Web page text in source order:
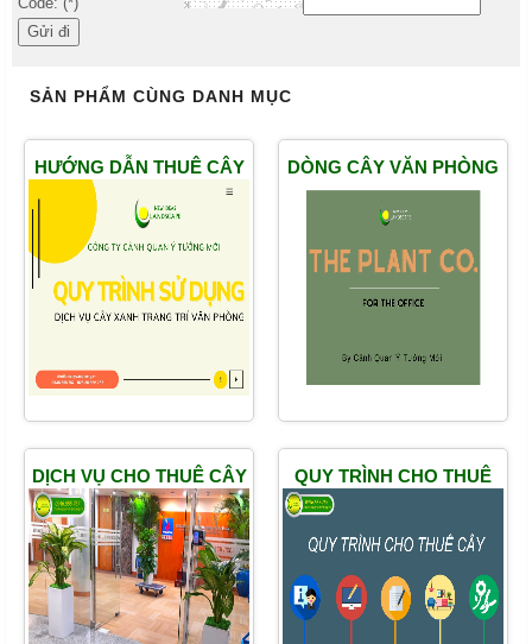
SẢN PHẨM CÙNG DANH MỤC
HƯỚNG DẪN THUÊ CÂY
CẢNH VĂN PHÒNG ĐƠN
DÒNG CÂY VĂN PHÒNG
ĐẸP
DỊCH VỤ CHO THUÊ CÂY
XANH TP HCM
QUY TRÌNH CHO THUÊ